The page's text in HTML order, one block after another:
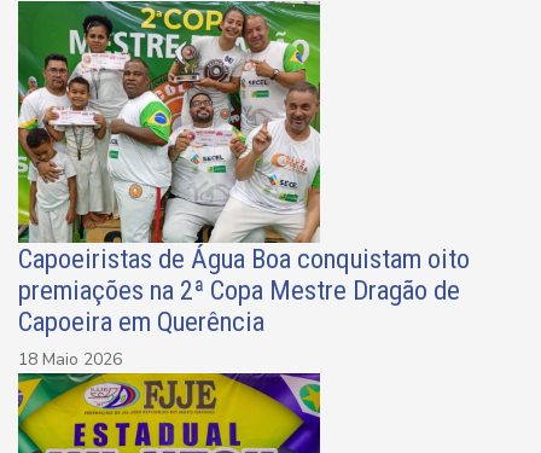
Capoeiristas de Água Boa conquistam oito
premiações na 2ª Copa Mestre Dragão de
Capoeira em Querência
18 Maio 2026